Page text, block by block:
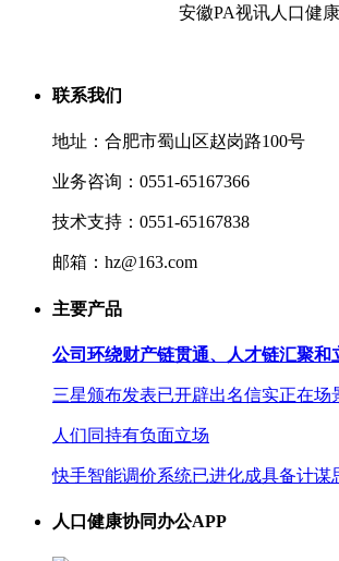
安徽PA视讯人口健
联系我们
地址：合肥市蜀山区赵岗路100号
业务咨询：0551-65167366
技术支持：0551-65167838
邮箱：hz@163.com
主要产品
公司环绕财产链贯通、人才链汇聚和
三星颁布发表已开辟出名信实正在场
人们同持有负面立场
快手智能调价系统已进化成具备计谋
人口健康协同办公APP